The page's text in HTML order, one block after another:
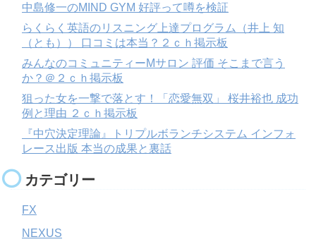
中島修一のMIND GYM 好評って噂を検証
らくらく英語のリスニング上達プログラム（井上 知
（とも）） 口コミは本当？２ｃｈ掲示板
みんなのコミュニティーMサロン 評価 そこまで言う
か？＠２ｃｈ掲示板
狙った女を一撃で落とす！「恋愛無双」 桜井裕也 成功
例と理由 ２ｃｈ掲示板
『中穴決定理論』トリプルボランチシステム インフォ
レース出版 本当の成果と裏話
カテゴリー
FX
NEXUS